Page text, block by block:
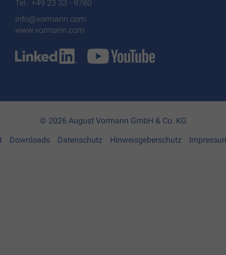
Tel.: +49 23 33 - 9780
info@vormann.com
www.vormann.com
© 2026 August Vormann GmbH & Co. KG
Downloads Datenschutz Hinweisgeberschutz